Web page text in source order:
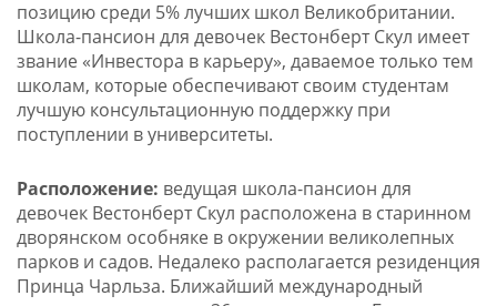
позицию среди 5% лучших школ Великобритании.
Школа-пансион для девочек Вестонберт Скул имеет
звание «Инвестора в карьеру», даваемое только тем
школам, которые обеспечивают своим студентам
лучшую консультационную поддержку при
поступлении в университеты.
Расположение: ведущая школа-пансион для
девочек Вестонберт Скул расположена в старинном
дворянском особняке в окружении великолепных
парков и садов. Недалеко располагается резиденция
Принца Чарльза. Ближайший международный